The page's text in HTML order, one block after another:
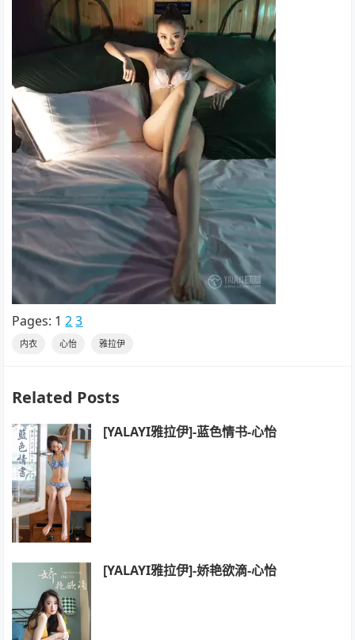
Pages: 1 2 3
内衣 心怡 雅拉伊
Related Posts
[YALAYI雅拉伊]-蓝色情书-心怡
[YALAYI雅拉伊]-娇艳欲滴-心怡